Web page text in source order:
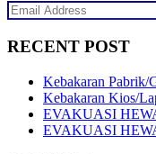
RECENT POST
Kebakaran Pabrik/
Kebakaran Kios/
EVAKUASI
EVAKUASI